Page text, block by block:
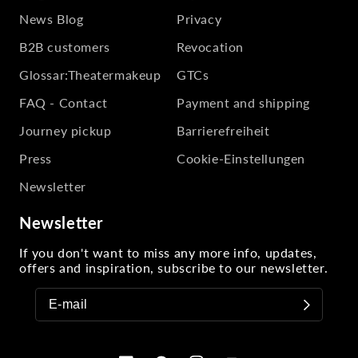
News Blog
B2B customers
Glossar:Theatermakeup
FAQ - Contact
Journey pickup
Press
Newsletter
Privacy
Revocation
GTCs
Payment and shipping
Barrierefreiheit
Cookie-Einstellungen
Newsletter
If you don't want to miss any more info, updates,
offers and inspiration, subscribe to our newsletter.